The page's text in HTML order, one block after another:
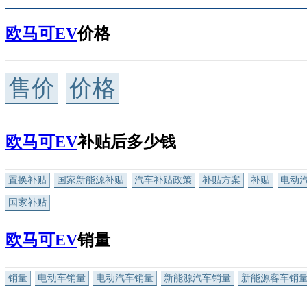
欧马可EV价格
售价 价格
欧马可EV补贴后多少钱
置换补贴 国家新能源补贴 汽车补贴政策 补贴方案 补贴 电动
国家补贴
欧马可EV销量
销量 电动车销量 电动汽车销量 新能源汽车销量 新能源客车销